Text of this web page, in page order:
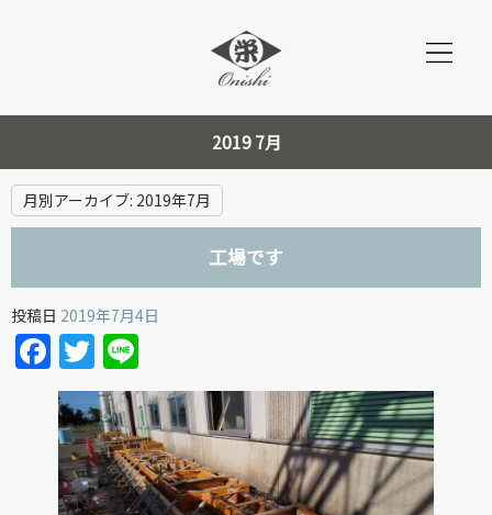
2019 7月
月別アーカイブ: 2019年7月
工場です
投稿日 2019年7月4日
Facebook
Twitter